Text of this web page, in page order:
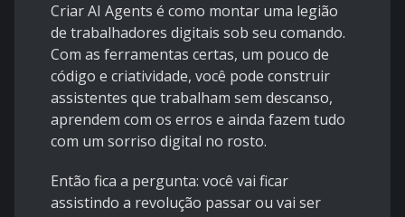
Criar AI Agents é como montar uma legião
de trabalhadores digitais sob seu comando.
Com as ferramentas certas, um pouco de
código e criatividade, você pode construir
assistentes que trabalham sem descanso,
aprendem com os erros e ainda fazem tudo
com um sorriso digital no rosto.
Então fica a pergunta: você vai ficar
assistindo a revolução passar ou vai ser